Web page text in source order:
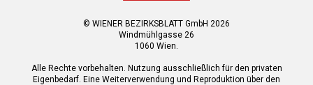
© WIENER BEZIRKSBLATT GmbH 2026
Windmühlgasse 26
1060 Wien.
Alle Rechte vorbehalten. Nutzung ausschließlich für den privaten
Eigenbedarf. Eine Weiterverwendung und Reproduktion über den